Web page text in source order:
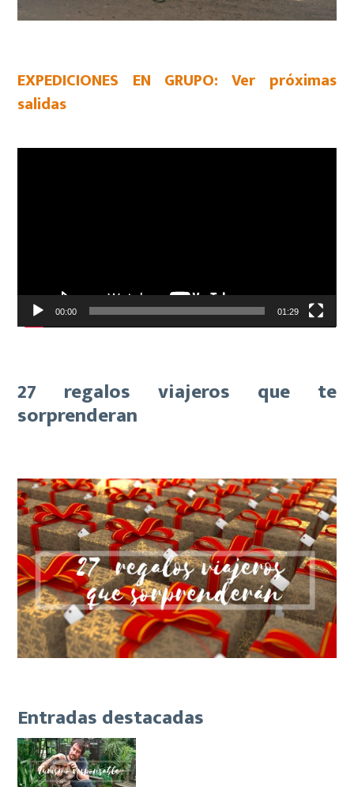
EXPEDICIONES EN GRUPO: Ver próximas
salidas
00:00 01:29
27 regalos viajeros que te
sorprenderan
Entradas destacadas